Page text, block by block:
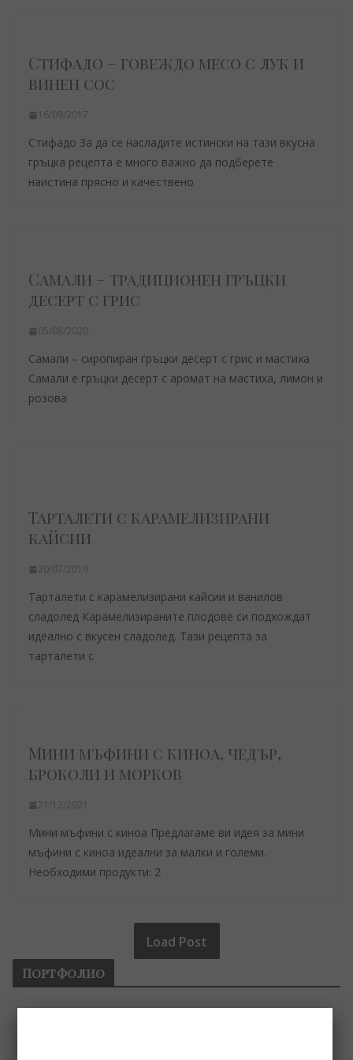
Стифадо – говеждо месо с лук и
винен сос
16/09/2017
Стифадо За да се насладите истински на тази вкусна
гръцка рецепта е много важно да подберете
наистина прясно и качествено
Самали – традиционен гръцки
десерт с грис
05/08/2020
Самали – сиропиран гръцки десерт с грис и мастиха
Самали е гръцки десерт с аромат на мастиха, лимон и
розова
Тарталети с карамелизирани
кайсии
20/07/2019
Тарталети с карамелизирани кайсии и ванилов
сладолед Карамелизираните плодове си подхождат
идеално с вкусен сладолед. Тази рецепта за
тарталети с
Мини мъфини с киноа, чедър,
броколи и морков
21/12/2021
Мини мъфини с киноа Предлагаме ви идея за мини
мъфини с киноа идеални за малки и големи.
Необходими продукти: 2
Load Post
Портфолио